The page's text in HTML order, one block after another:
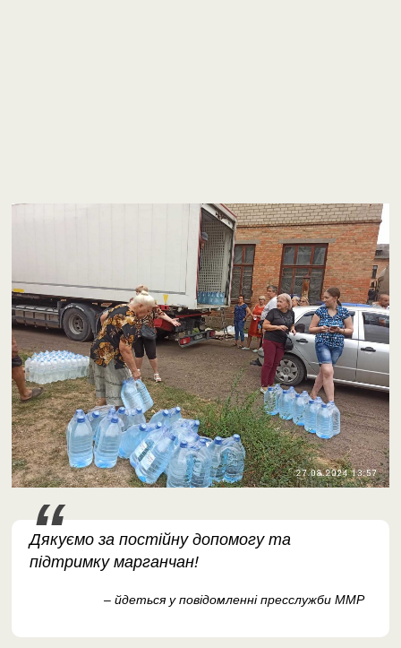
Дякуємо за постійну допомогу та
підтримку марганчан!
– йдеться у повідомленні пресслужби ММР